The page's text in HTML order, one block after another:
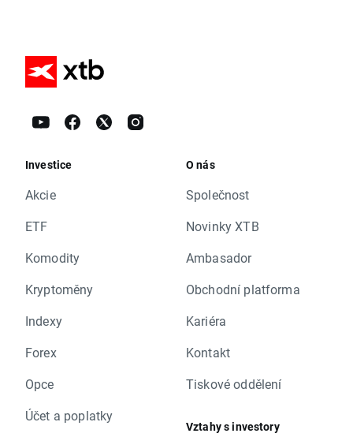
Investice
Akcie
ETF
Komodity
Kryptoměny
Indexy
Forex
Opce
Účet a poplatky
O nás
Společnost
Novinky XTB
Ambasador
Obchodní platforma
Kariéra
Kontakt
Tiskové oddělení
Vztahy s investory